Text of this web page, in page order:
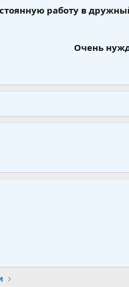
работу в
Очень